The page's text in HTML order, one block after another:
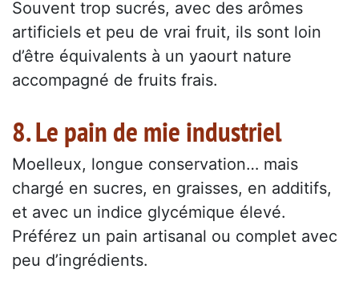
Souvent trop sucrés, avec des arômes
artificiels et peu de vrai fruit, ils sont loin
d’être équivalents à un yaourt nature
accompagné de fruits frais.
8. Le pain de mie industriel
Moelleux, longue conservation… mais
chargé en sucres, en graisses, en additifs,
et avec un indice glycémique élevé.
Préférez un pain artisanal ou complet avec
peu d’ingrédients.